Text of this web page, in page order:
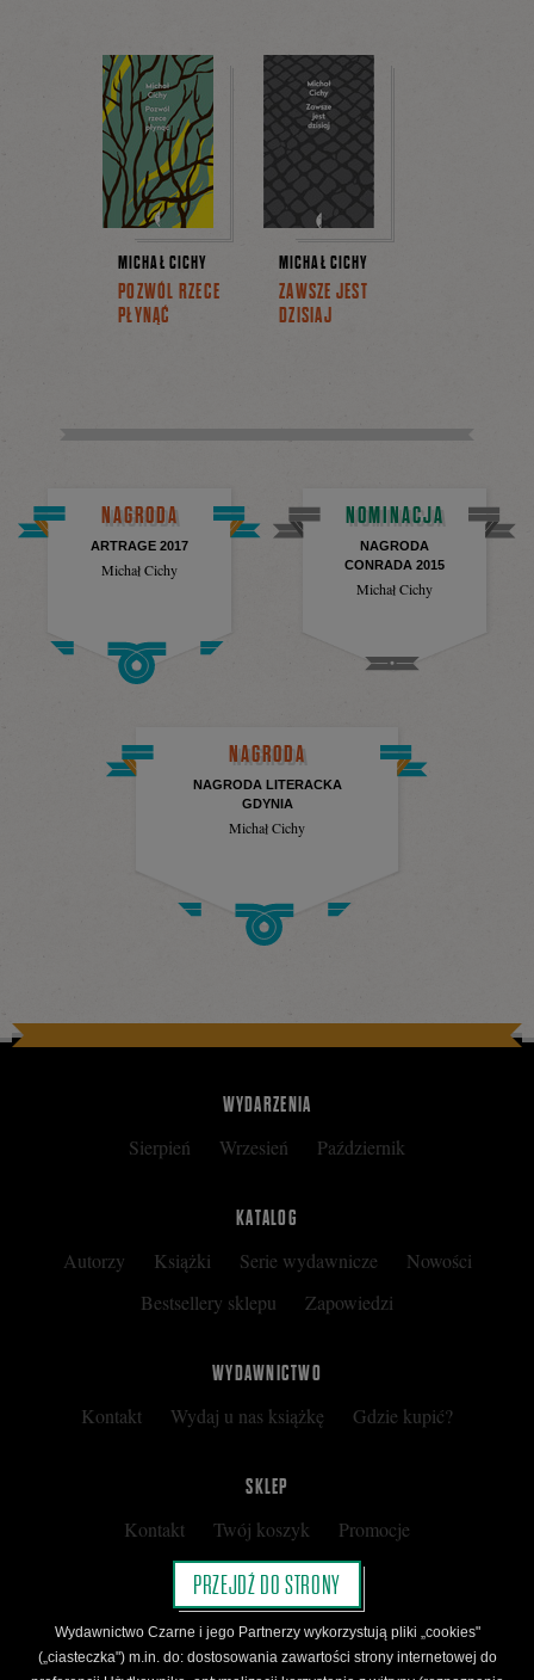
MICHAŁ CICHY
POZWÓL RZECE
PŁYNĄĆ
MICHAŁ CICHY
ZAWSZE JEST
DZISIAJ
NAGRODA
ARTRAGE 2017
Michał Cichy
NOMINACJA
NAGRODA
CONRADA 2015
Michał Cichy
NAGRODA
NAGRODA LITERACKA
GDYNIA
Michał Cichy
WYDARZENIA
Sierpień Wrzesień Październik
KATALOG
Autorzy Książki Serie wydawnicze
Nowości
Bestsellery sklepu
Zapowiedzi
WYDAWNICTWO
Kontakt Wydaj u nas książkę Gdzie kupić?
SKLEP
Kontakt Twój koszyk
Promocje
Kup kartę podarunkową
Nota prawna
Regulamin
Polityka prywatności
Regulamin Klubu Czarnego
PRZEJDŹ DO STRONY
Wydawnictwo Czarne i jego Partnerzy wykorzystują pliki „cookies"
(„ciasteczka") m.in. do: dostosowania zawartości strony internetowej do